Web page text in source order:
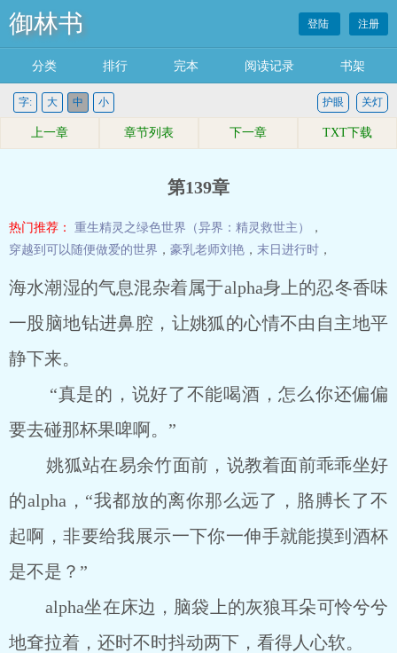
御林书 登陆 注册
分类 排行 完本 阅读记录 书架
字: 大 中 小 关灯
护眼
上一章 章节列表 下一章 TXT下载
第139章
热门推荐： 重生精灵之绿色世界（异界：精灵救世主）
，
穿越到可以随便做爱的世界 ， 豪乳老师刘艳 ， 末日进行时 ，
海水潮湿的气息混杂着属于alpha身上的忍冬香味
一股脑地钻进鼻腔，让姚狐的心情不由自主地平
静下来。
“真是的，说好了不能喝酒，怎么你还偏偏
要去碰那杯果啤啊。”
姚狐站在易余竹面前，说教着面前乖乖坐好
的alpha，“我都放的离你那么远了，胳膊长了不
起啊，非要给我展示一下你一伸手就能摸到酒杯
是不是？”
alpha坐在床边，脑袋上的灰狼耳朵可怜兮兮
地耷拉着，还时不时抖动两下，看得人心软。